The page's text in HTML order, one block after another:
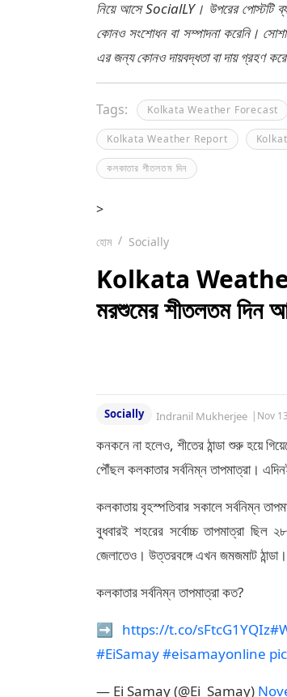
নিয়ে আসে SocialLY। উপরের পোস্টটি
কোনও সংশোধন বা সম্পাদনা করেনি।
এর জন্য কোনও দায়বদ্ধতা বা দায় গ্রহণ
Tags: Kolkata Weather Forecast
Kolkata Weather Report
কলকাতার শীতলতম দিন
>
হোম Socially
Kolkata Weather:
মরশুমের শীতলতম দিন
Socially Indranil Mukherjee | Nov
কনকনে না হলেও, শীতের ঠান্ডা শুরু হয়ে
পৌঁছল কলকাতার সর্বনিম্ন তাপমাত্রা।
কলকাতায় বৃহস্পতিবার সকালে সর্বনিম্ন
বুধবারই শহরের সর্বোচ্চ তাপমাত্রা
জেলাতেও। উত্তরবঙ্গে এখন জমজমাট ঠান্ডা।
কলকাতার সর্বনিম্ন তাপমাত্রা কত?
➡️ https://t.co/sFtcG1YQIz
#EiSamay#eisamayonline
— Ei Samay (@Ei_Samay)